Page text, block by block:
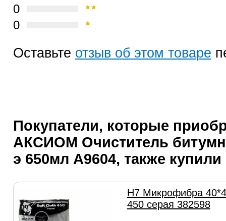
0
0
Оставьте отзыв об этом товаре
Покупатели, которые
АКСИОМ Очиститель
э 650мл А9604, также купили
H7 Микрофибра
450 серая 382598